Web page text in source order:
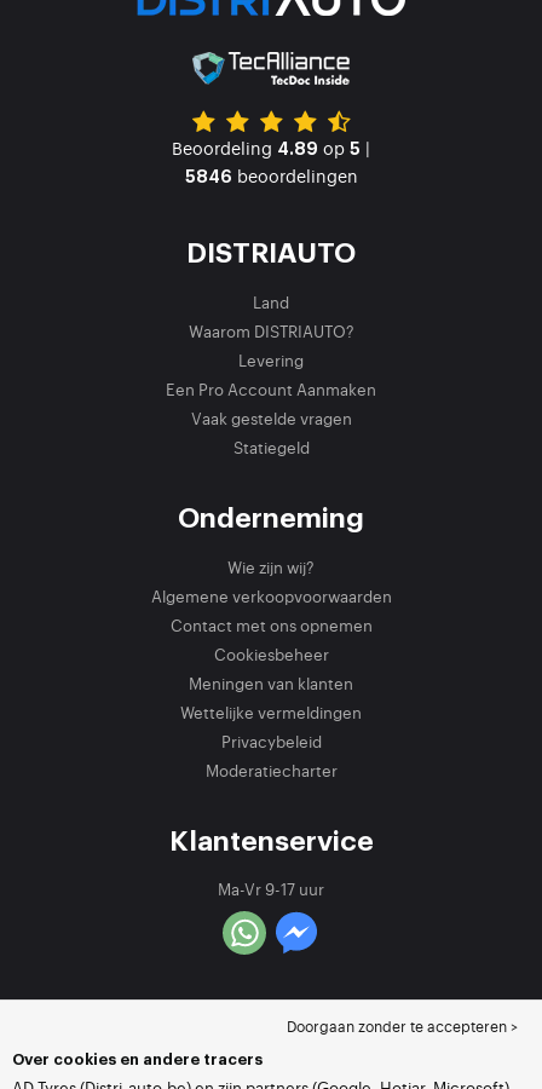
Beoordeling 4.89 op 5 |
5846 beoordelingen
DISTRIAUTO
Land
Waarom DISTRIAUTO?
Levering
Een Pro Account Aanmaken
Vaak gestelde vragen
Statiegeld
Onderneming
Wie zijn wij?
Algemene verkoopvoorwaarden
Contact met ons opnemen
Cookiesbeheer
Meningen van klanten
Wettelijke vermeldingen
Privacybeleid
Moderatiecharter
Klantenservice
Ma-Vr 9-17 uur
Doorgaan zonder te accepteren >
Over cookies en andere tracers